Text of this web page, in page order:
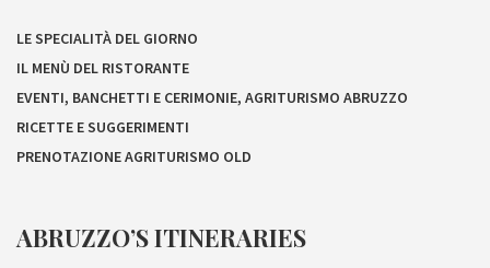
LE SPECIALITÀ DEL GIORNO
IL MENÙ DEL RISTORANTE
EVENTI, BANCHETTI E CERIMONIE, AGRITURISMO ABRUZZO
RICETTE E SUGGERIMENTI
PRENOTAZIONE AGRITURISMO OLD
ABRUZZO’S ITINERARIES